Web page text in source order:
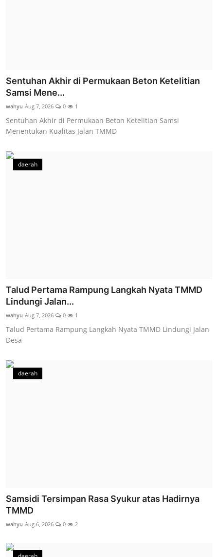
Sentuhan Akhir di Permukaan Beton Ketelitian
Samsi Mene...
wahyu Aug 7, 2026 0 1
Sentuhan Akhir di Permukaan Beton Ketelitian Samsi
Menentukan Kualitas Jalan TMMD
daerah
Talud Pertama Rampung Langkah Nyata TMMD
Lindungi Jalan...
wahyu Aug 7, 2026 0 1
Talud Pertama Rampung Langkah Nyata TMMD Lindungi Jalan
Desa
daerah
Samsidi Tersimpan Rasa Syukur atas Hadirnya
TMMD
wahyu Aug 6, 2026 0 2